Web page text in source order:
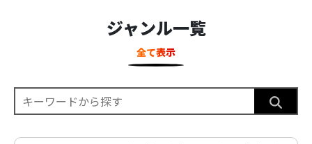
ジャンル一覧
全て表示